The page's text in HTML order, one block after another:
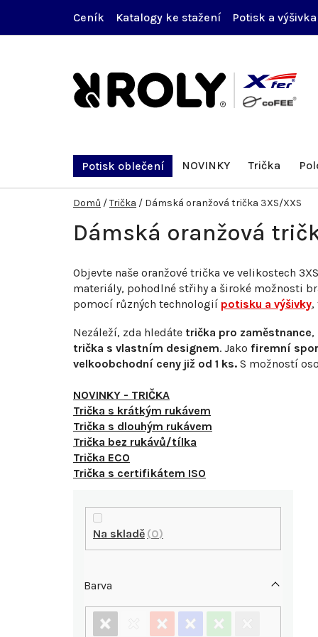
obsah
Ceník Katalogy ke stažení Potisk a výšivka
Potisk oblečení NOVINKY Trička
Domů /Trička / Dámská oranžová trička 3XS/XXS
Dámská oranžová
Objevte naše oranžové trička ve velikostech
materiály, pohodlné střihy a široké možnosti
pomocí různých technologií potisku a výšivky,
Nezáleží, zda hledáte trička pro zaměstnance,
trička s vlastním designem. Jako firemní
velkoobchodní ceny již od 1 ks. S možností
NOVINKY - TRIČKA
Trička s krátkým rukávem
Trička s dlouhým rukávem
Trička bez rukávů/tílka
Trička ECO
Trička s certifikátem ISO
P
Na skladě 0
Barva